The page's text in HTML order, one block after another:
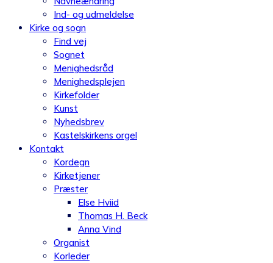
Ind- og udmeldelse
Kirke og sogn
Find vej
Sognet
Menighedsråd
Menighedsplejen
Kirkefolder
Kunst
Nyhedsbrev
Kastelskirkens orgel
Kontakt
Kordegn
Kirketjener
Præster
Else Hviid
Thomas H. Beck
Anna Vind
Organist
Korleder